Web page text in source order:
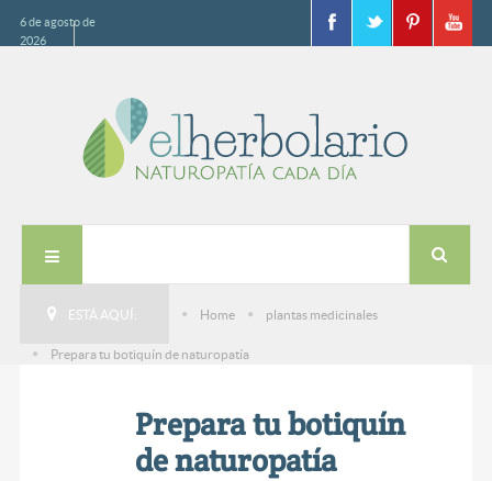
6 de agosto de
2026
ESTÁ AQUÍ: Home plantas medicinales
Prepara tu botiquín de naturopatía
Prepara tu botiquín
de naturopatía